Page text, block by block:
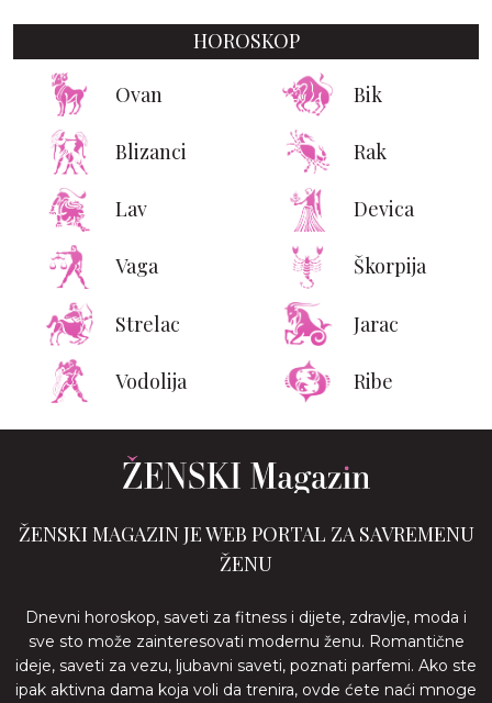
HOROSKOP
Ovan Bik
Blizanci Rak
Lav Devica
Vaga Škorpija
Strelac Jarac
Vodolija Ribe
ŽENSKI MAGAZIN JE WEB PORTAL ZA SAVREMENU
ŽENU
Dnevni horoskop, saveti za fitness i dijete, zdravlje, moda i
sve sto može zainteresovati modernu ženu. Romantične
ideje, saveti za vezu, ljubavni saveti, poznati parfemi. Ako ste
ipak aktivna dama koja voli da trenira, ovde ćete naći mnoge